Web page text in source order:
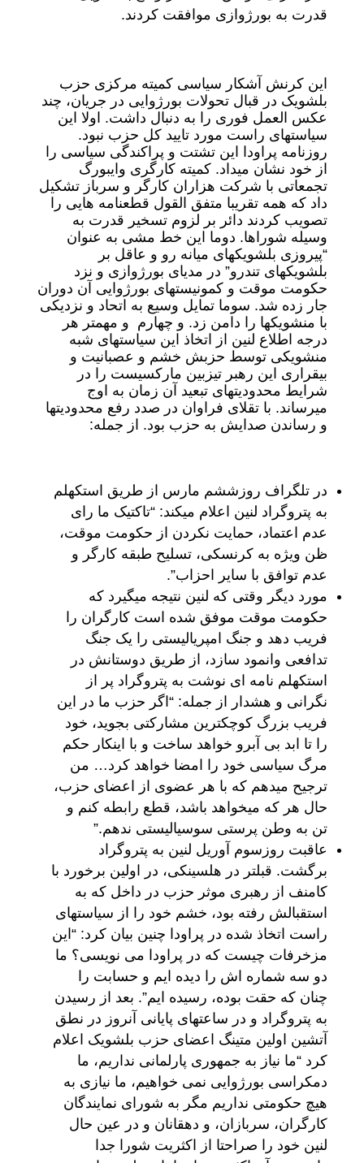
قدرت به بورژوازی موافقت کردند.
این کرنش آشکار سیاسی کمیته مرکزی حزب
بلشویک در قبال تحولات بورژوایی در جریان، چند
عکس العمل فوری را به دنبال داشت. اولا این
سیاستهای راست مورد تایید کل حزب نبود.
روزنامه پراودا این تشتت و پراکندگی سیاسی را
از خود نشان میداد. کمیته کارگری وایبورگ
تجمعاتی با شرکت هزاران کارگر و سرباز تشکیل
داد که همه تقریبا متفق القول قطعنامه هایی را
تصویب کردند دائر بر لزوم تسخیر قدرت به
وسیله شوراها. دوما این خط مشی به عنوان
“پیروزی بلشویکهای میانه رو و عاقل بر
بلشویکهای تندرو” در مدیای بورژوازی و نزد
حکومت موقت و کمونیستهای بورژوایی آن دوران
جار زده شد. سوما تمایل وسیع به اتحاد و نزدیکی
با منشویکها را دامن زد. و چهارم و مهمتر هر
درجه اطلاع لنین از اتخاذ این سیاستهای شبه
منشویکی توسط حزبش خشم و عصبانیت و
بیقراری این رهبر تیزبین مارکسیست را در
شرایط محدودیتهای تبعید آن زمان به اوج
میرساند. با تقلای فراوان در صدد رفع محدودیتها
و رساندن صدایش به حزب بود. از جمله:
در تلگراف روزششم مارس از طریق استکهلم
به پتروگراد لنین اعلام میکند: “تاکتیک ما رای
عدم اعتماد، حمایت نکردن از حکومت موقت،
ظن ویژه به کرنسکی، تسلیح طبقه کارگر و
عدم توافق با سایر احزاب”.
مورد دیگر وقتی که لنین نتیجه میگیرد که
حکومت موقت موفق شده است کارگران را
فریب دهد و جنگ امپریالیستی را یک جنگ
تدافعی وانمود سازد، از طریق دوستانش در
استکهلم نامه ای نوشت به پتروگراد پر از
نگرانی و هشدار از جمله: “اگر حزب ما در این
فریب بزرگ کوچکترین مشارکتی بجوید، خود
را تا ابد بی آبرو خواهد ساخت و با اینکار حکم
مرگ سیاسی خود را امضا خواهد کرد… من
ترجیح میدهم که با هر عضوی از اعضای حزب،
حال هر که میخواهد باشد، قطع رابطه کنم و
تن به وطن پرستی سوسیالیستی ندهم.”
عاقبت روزسوم آوریل لنین به پتروگراد
برگشت. قبلتر در هلسینکی، در اولین برخورد با
کامنف از رهبری موثر حزب در داخل که به
استقبالش رفته بود، خشم خود را از سیاستهای
راست اتخاذ شده در پراودا چنین بیان کرد: “این
مزخرفات چیست که در پراودا می نویسی؟ ما
دو سه شماره اش را دیده ایم و حسابت را
چنان که حقت بوده، رسیده ایم”. بعد از رسیدن
به پتروگراد و در ساعتهای پایانی آنروز در نطق
آتشین اولین متینگ اعضای حزب بلشویک اعلام
کرد “ما نیاز به جمهوری پارلمانی نداریم، ما
دمکراسی بورژوایی نمی خواهیم، ما نیازی به
هیچ حکومتی نداریم مگر به شورای نمایندگان
کارگران، سربازان، و دهقانان و در عین حال
لنین خود را صراحتا از اکثریت شورا جدا